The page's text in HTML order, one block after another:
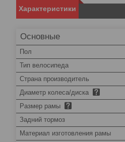
Характеристики
Основные
Пол
Тип велосипеда
Страна производитель
Диаметр колеса/диска
Размер рамы
Задний тормоз
Материал изготовления рамы